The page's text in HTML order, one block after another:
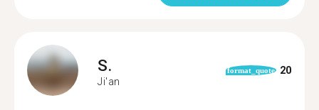
S.
Ji'an
format_quote 20